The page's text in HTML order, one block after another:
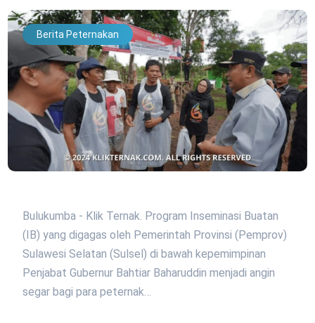
Berita Peternakan
Bulukumba - Klik Ternak. Program Inseminasi Buatan
(IB) yang digagas oleh Pemerintah Provinsi (Pemprov)
Sulawesi Selatan (Sulsel) di bawah kepemimpinan
Penjabat Gubernur Bahtiar Baharuddin menjadi angin
segar bagi para peternak…